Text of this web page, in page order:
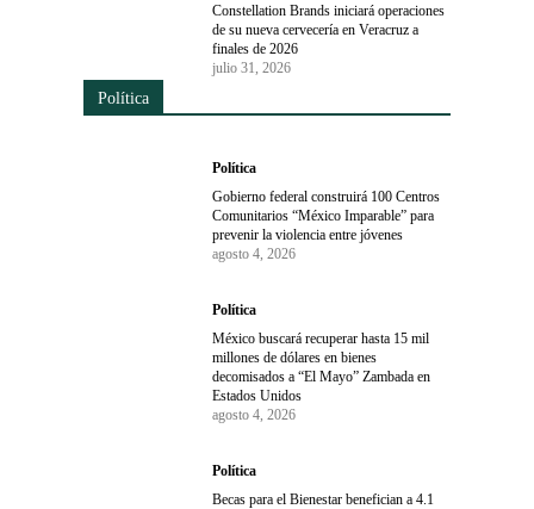
Constellation Brands iniciará operaciones
de su nueva cervecería en Veracruz a
finales de 2026
julio 31, 2026
Política
Política
Gobierno federal construirá 100 Centros
Comunitarios “México Imparable” para
prevenir la violencia entre jóvenes
agosto 4, 2026
Política
México buscará recuperar hasta 15 mil
millones de dólares en bienes
decomisados a “El Mayo” Zambada en
Estados Unidos
agosto 4, 2026
Política
Becas para el Bienestar benefician a 4.1